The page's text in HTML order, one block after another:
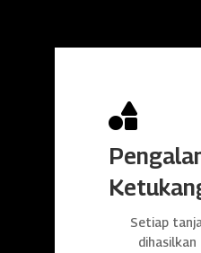

Setiap